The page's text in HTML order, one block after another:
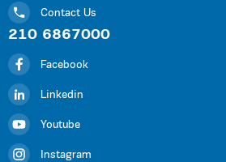
Contact Us
210 6867000
Facebook
Linkedin
Youtube
Instagram